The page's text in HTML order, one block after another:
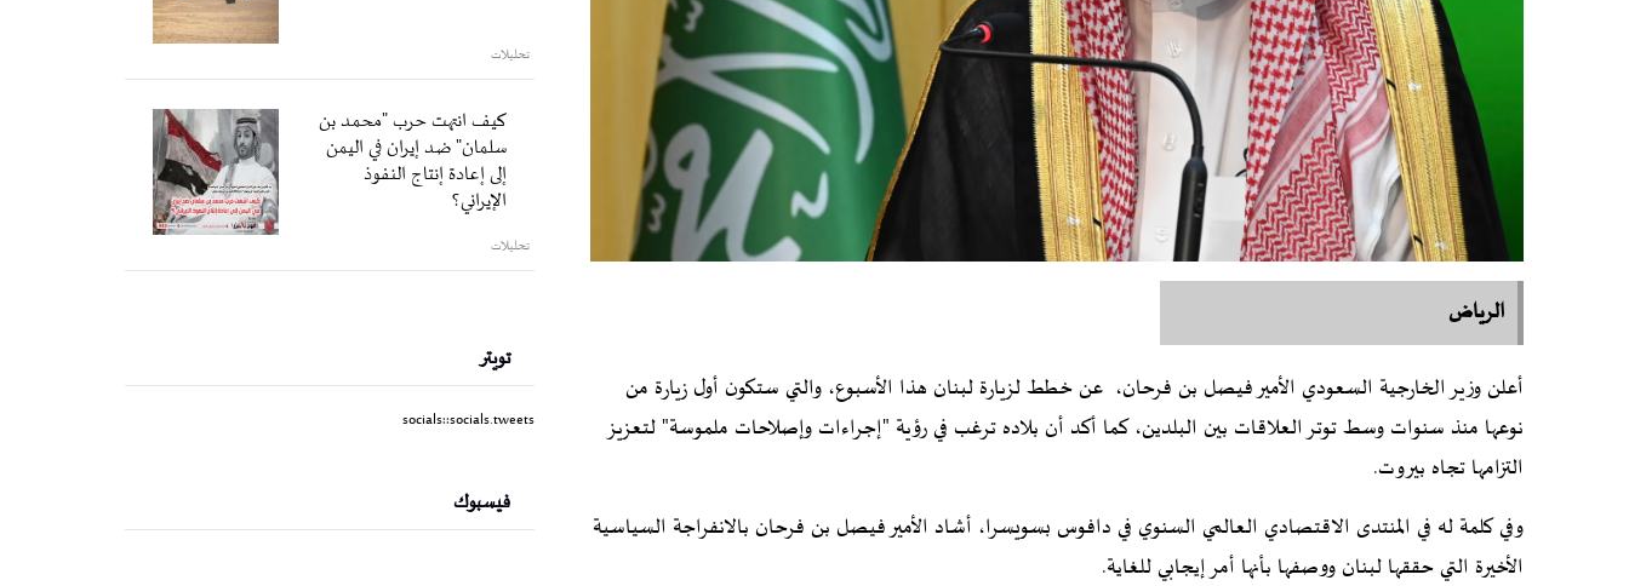
الرياض
أعلن وزير الخارجية السعودي الأمير فيصل بن فرحان، عن خطط لزيارة لبنان هذا الأسبوع، والتي ستكون أول زيارة من
نوعها منذ سنوات وسط توتر العلاقات بين البلدين، كما أكد أن بلاده ترغب في رؤية "إجراءات وإصلاحات ملموسة" لتعزيز
التزامها تجاه بيروت.
وفي كلمة له في المنتدى الاقتصادي العالمي السنوي في دافوس بسويسرا، أشاد الأمير فيصل بن فرحان بالانفراجة السياسية
الأخيرة التي حققها لبنان ووصفها بأنها أمر إيجابي للغاية.
تحليلات
كيف انتهت حرب "محمد بن
سلمان" ضد إيران في اليمن
إلى إعادة إنتاج النفوذ
الإيراني؟
تحليلات
تويتر
socials::socials.tweets
فيسبوك